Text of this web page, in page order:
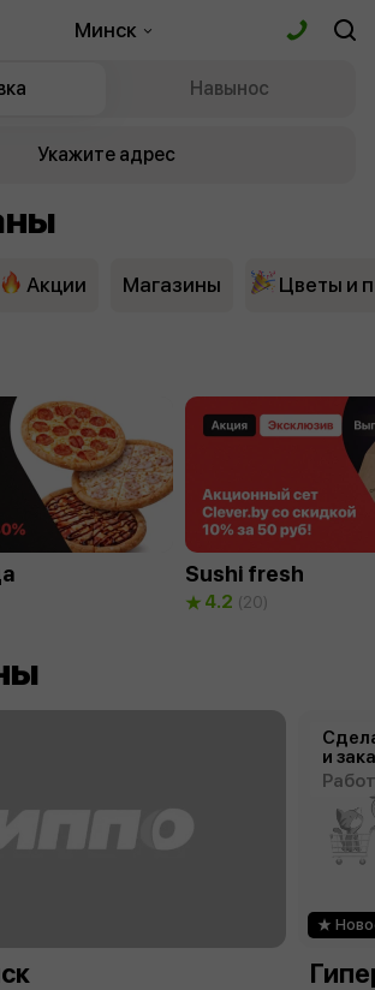
Минск
Навынос
Укажите адрес
Акции Магазины Цветы и
Sushi fresh
4.2 (20)
и